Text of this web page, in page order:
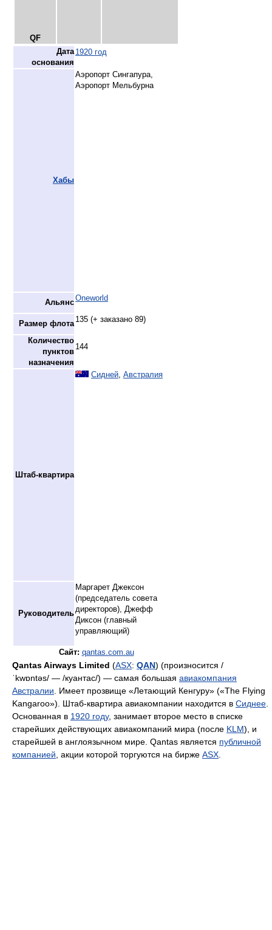
QF
Дата
основания
1920 год
Хабы
Аэропорт Сингапура,
Аэропорт Мельбурна
АльянсOneworld
Размер флота 135 (+ заказано 89)
Количество
пунктов
назначения
144
Штаб-квартира
Сидней, Австралия
Руководитель
Маргарет Джексон
(председатель совета
директоров), Джефф
Диксон (главный
управляющий)
Сайт: qantas.com.au
Qantas Airways Limited (ASX: QAN) (произносится /
ˈkwɒntəs/ — /куантас/) — самая большая авиакомпания
Австралии . Имеет прозвище «Летающий Кенгуру» («The Flying
Kangaroo»). Штаб-квартира авиакомпании находится в Сиднее
Основанная в 1920 году, занимает второе место в списке
старейших действующих авиакомпаний мира (после KLM), и
старейшей в англоязычном мире. Qantas является публичной
компанией , акции которой торгуются на бирже ASX